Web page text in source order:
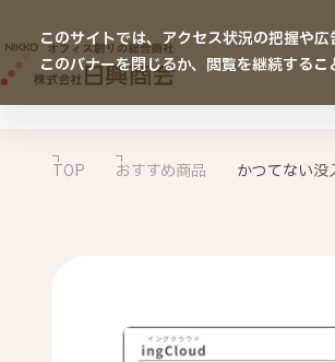
このサイトでは、アクセス状況の把握や
このバナーを閉じるか、閲覧を継続する
TOP おすすめ商品 かつてない